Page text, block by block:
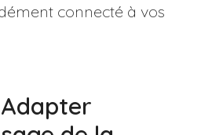
connecté à vos